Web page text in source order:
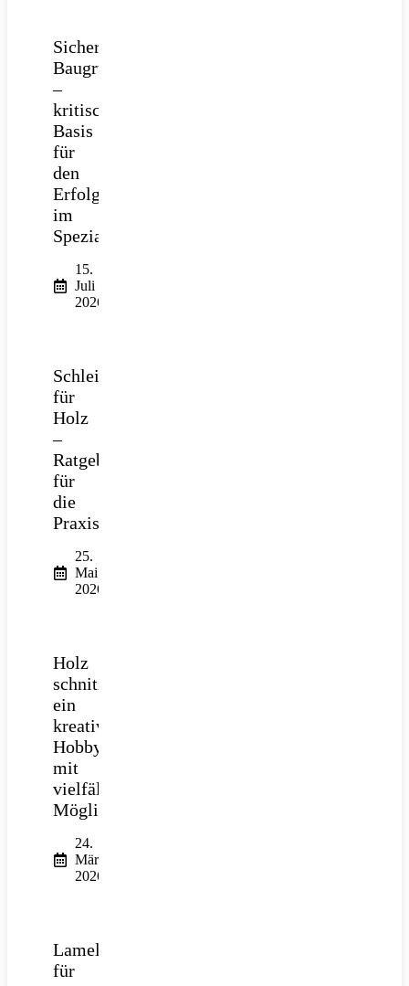
Sichere
Baugrube
–
kritische
Basis
für
den
Erfolg
im
Spezialtiefbau
15.
Juli
2026
Schleifpapier
für
Holz
–
Ratgeber
für
die
Praxis
25.
Mai
2026
Holz
schnitzen:
ein
kreatives
Hobby
mit
vielfältigen
Möglichkeiten
24.
März
2026
Lamellendach
für